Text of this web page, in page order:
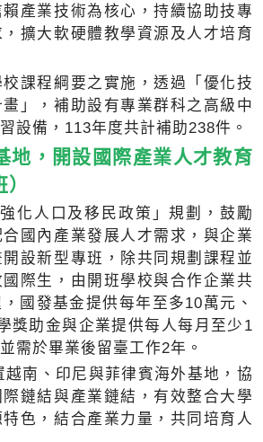
產業技術為核心，持續協助技專
擴大軟硬體教學資源及人才培育
課程綱要之實施，透過「優化技
」，補助設有專業群科之高級中
設備，113年度共計補助238件。
地，開設國際產業人才教育
化人口及移民政策」規劃，鼓勵
國內產業發展人才需求，與企業
設新型專班，除共同規劃課程並
際生，由開班學校與合作企業共
國發基金提供每年至多10萬元、
獎助金與企業提供每人每月至少1
需於畢業後留臺工作2年。
越南、印尼與菲律賓海外基地，協
鏈結與產業鏈結，有效整合大學
色，結合產業力量，共同培育人